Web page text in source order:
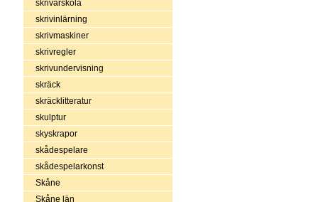
skrivarskola
skrivinlärning
skrivmaskiner
skrivregler
skrivundervisning
skräck
skräcklitteratur
skulptur
skyskrapor
skådespelare
skådespelarkonst
Skåne
Skåne län